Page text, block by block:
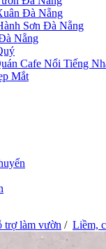
Đà Nẵng
Sơn Đà Nẵng
Nẵng
Cafe Nổi Tiếng
Mắt
trợ làm vườn / Liềm,